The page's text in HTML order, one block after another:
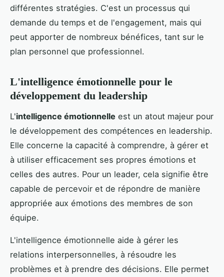
différentes stratégies. C'est un processus qui
demande du temps et de l'engagement, mais qui
peut apporter de nombreux bénéfices, tant sur le
plan personnel que professionnel.
L'intelligence émotionnelle pour le
développement du leadership
L'intelligence émotionnelle est un atout majeur pour
le développement des compétences en leadership.
Elle concerne la capacité à comprendre, à gérer et
à utiliser efficacement ses propres émotions et
celles des autres. Pour un leader, cela signifie être
capable de percevoir et de répondre de manière
appropriée aux émotions des membres de son
équipe.
L'intelligence émotionnelle aide à gérer les
relations interpersonnelles, à résoudre les
problèmes et à prendre des décisions. Elle permet